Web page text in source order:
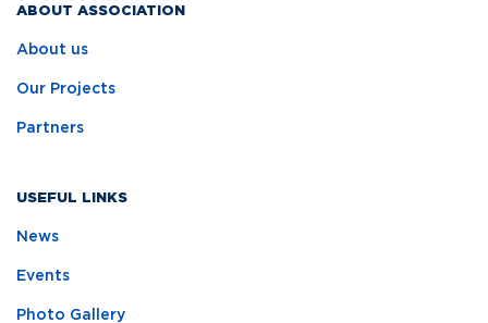
ABOUT ASSOCIATION
About us
Our Projects
Partners
USEFUL LINKS
News
Events
Photo Gallery